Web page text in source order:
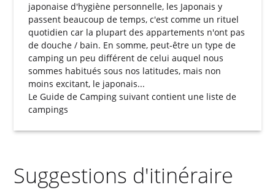
japonaise d'hygiène personnelle, les Japonais y
passent beaucoup de temps, c'est comme un rituel
quotidien car la plupart des appartements n'ont pas
de douche / bain. En somme, peut-être un type de
camping un peu différent de celui auquel nous
sommes habitués sous nos latitudes, mais non
moins excitant, le japonais...
LeGuide de Camping suivant contient une liste de
campings
Suggestions d'itinéraire